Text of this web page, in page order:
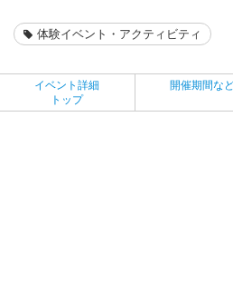
体験イベント・アクティビティ
イベント詳細
トップ
開催期間な